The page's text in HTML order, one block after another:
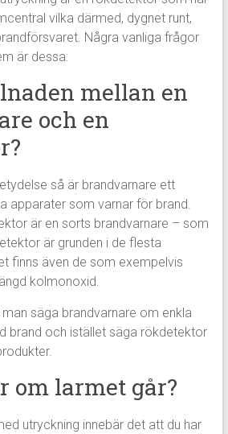
vilka därmed, dygnet runt,
Några vanliga frågor
är dessa:
mellan en
och en
så är brandvarnare ett
apparater som varnar för brand.
är en sorts brandvarnare – som
är grunden i de flesta
finns även de som exempelvis
kolmonoxid.
säga brandvarnare om enkla
brand och istället säga rökdetektor
om larmet går?
utryckning innebär det att du har